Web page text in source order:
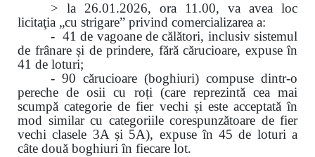
> la 26.01.2026, ora 11.00, va avea loc
licitaţia „cu strigare” privind comercializarea a:
- 41 de vagoane de călători, inclusiv sistemul
de frânare și de prindere, fără cărucioare, expuse în
41 de loturi;
- 90 cărucioare (boghiuri) compuse dintr-o
pereche de osii cu roți (care reprezintă cea mai
scumpă categorie de fier vechi și este acceptată în
mod similar cu categoriile corespunzătoare de fier
vechi clasele 3A și 5A), expuse în 45 de loturi a
câte două boghiuri în fiecare lot.